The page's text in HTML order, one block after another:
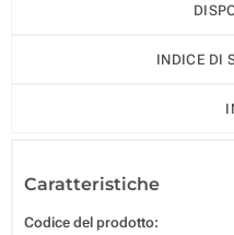
INDICE DI
Caratteristiche
Codice del prodotto: